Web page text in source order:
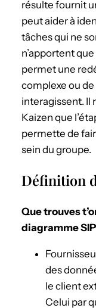
résulte fournit
peut aider à
tâches qui ne
n’apportent
permet une
complexe ou
interagissent. Il
Kaizen que
permette de
sein du groupe.
Définition
Que trouves
diagramme
des
le client
Celui par